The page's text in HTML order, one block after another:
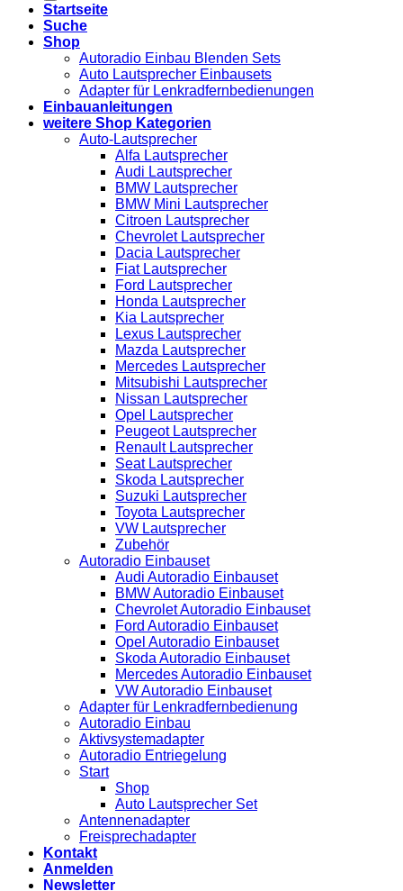
Startseite
Suche
Shop
Autoradio Einbau Blenden Sets
Auto Lautsprecher Einbausets
Adapter für Lenkradfernbedienungen
Einbauanleitungen
weitere Shop Kategorien
Auto-Lautsprecher
Alfa Lautsprecher
Audi Lautsprecher
BMW Lautsprecher
BMW Mini Lautsprecher
Citroen Lautsprecher
Chevrolet Lautsprecher
Dacia Lautsprecher
Fiat Lautsprecher
Ford Lautsprecher
Honda Lautsprecher
Kia Lautsprecher
Lexus Lautsprecher
Mazda Lautsprecher
Mercedes Lautsprecher
Mitsubishi Lautsprecher
Nissan Lautsprecher
Opel Lautsprecher
Peugeot Lautsprecher
Renault Lautsprecher
Seat Lautsprecher
Skoda Lautsprecher
Suzuki Lautsprecher
Toyota Lautsprecher
VW Lautsprecher
Zubehör
Autoradio Einbauset
Audi Autoradio Einbauset
BMW Autoradio Einbauset
Chevrolet Autoradio Einbauset
Ford Autoradio Einbauset
Opel Autoradio Einbauset
Skoda Autoradio Einbauset
Mercedes Autoradio Einbauset
VW Autoradio Einbauset
Adapter für Lenkradfernbedienung
Autoradio Einbau
Aktivsystemadapter
Autoradio Entriegelung
Start
Shop
Auto Lautsprecher Set
Antennenadapter
Freisprechadapter
Kontakt
Anmelden
Newsletter